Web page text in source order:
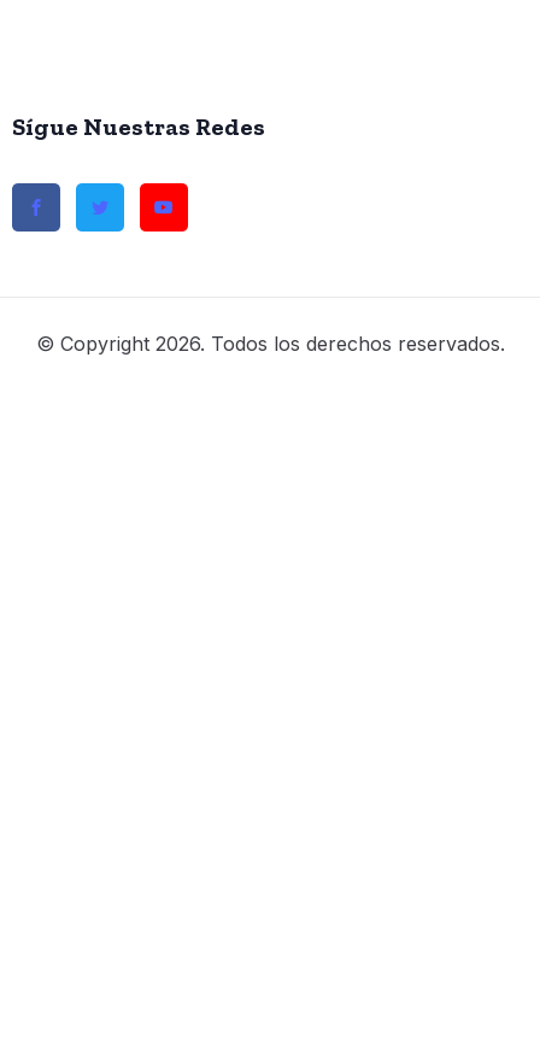
Sígue Nuestras Redes
© Copyright 2026. Todos los derechos reservados.